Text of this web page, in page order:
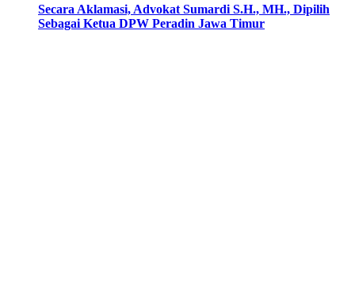
Secara Aklamasi, Advokat Sumardi S.H., MH., Dipilih
Sebagai Ketua DPW Peradin Jawa Timur